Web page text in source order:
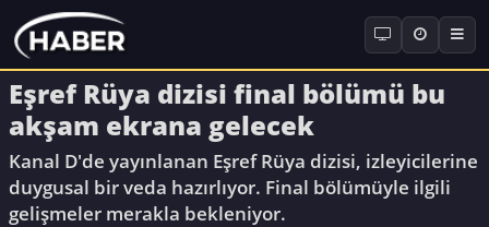
Eşref Rüya dizisi final bölümü bu
akşam ekrana gelecek
Kanal D'de yayınlanan Eşref Rüya dizisi, izleyicilerine
duygusal bir veda hazırlıyor. Final bölümüyle ilgili
gelişmeler merakla bekleniyor.